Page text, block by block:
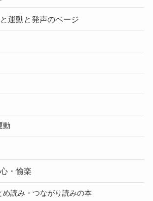
運動と発声のページ
動
・愉楽
め読み・つながり読みの本